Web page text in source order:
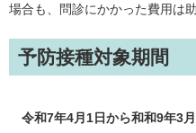
場合も、問診にかかった費用は
予防接種対象期間
令和7年4月1日から和和9年3